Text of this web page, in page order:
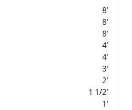
8'
8'
8'
4'
4'
3'
2'
1 1/2'
1'